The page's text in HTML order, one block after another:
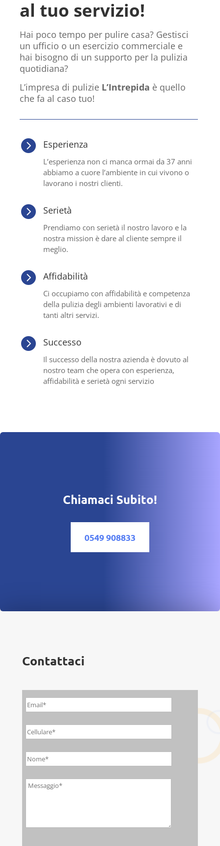
al tuo servizio!
Hai poco tempo per pulire casa? Gestisci
un ufficio o un esercizio commerciale e
hai bisogno di un supporto per la pulizia
quotidiana?
L’impresa di pulizie L’Intrepida è quello
che fa al caso tuo!
 Esperienza
L’esperienza non ci manca ormai da 37 anni
abbiamo a cuore l’ambiente in cui vivono o
lavorano i nostri clienti.
 Serietà
Prendiamo con serietà il nostro lavoro e la
nostra mission è dare al cliente sempre il
meglio.
 Affidabilità
Ci occupiamo con affidabilità e competenza
della pulizia degli ambienti lavorativi e di
tanti altri servizi.
 Successo
Il successo della nostra azienda è dovuto al
nostro team che opera con esperienza,
affidabilità e serietà ogni servizio
Chiamaci Subito!
0549 908833
Contattaci